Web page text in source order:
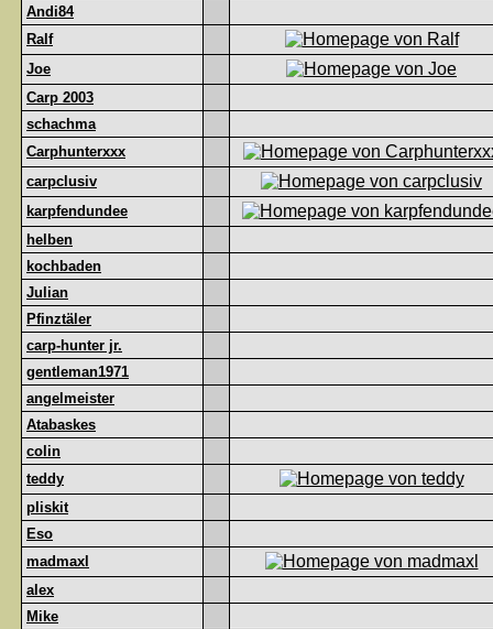
Andi84
Ralf
Joe
Carp 2003
schachma
Carphunterxxx
carpclusiv
karpfendundee
helben
kochbaden
Julian
Pfinztäler
carp-hunter jr.
gentleman1971
angelmeister
Atabaskes
colin
teddy
pliskit
Eso
madmaxl
alex
Mike